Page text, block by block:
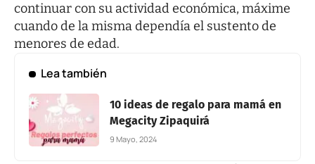
continuar con su actividad económica, máxime
cuando de la misma dependía el sustento de
menores de edad.
Lea también
10 ideas de regalo para mamá en
Megacity Zipaquirá
9 Mayo, 2024